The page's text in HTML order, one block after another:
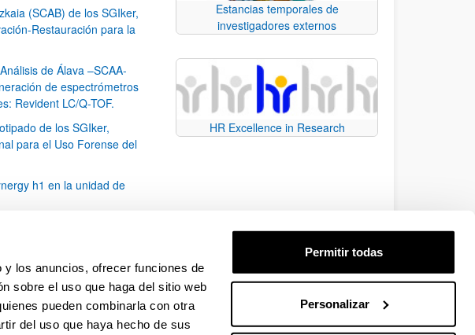
los anuncios, ofrecer funciones de
sobre el uso que haga del sitio web
pueden combinarla con otra
del uso que haya hecho de sus
Permitir todas
Personalizar
(SCAB) de los SGIker,
Restauración para la
de Álava –SCAA-
de espectrómetros
Revident LC/Q-TOF.
de los SGIker,
para el Uso Forense del
h1 en la unidad de
con los sistemas de
intermedias Use TAB para desplazarse.
Página
79
Estancias temporales de
investigadores externos
HR Excellence in Research